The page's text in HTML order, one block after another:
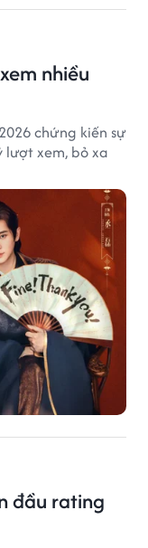
nhiều
chứng kiến sự
lượt xem, bỏ xa
đầu rating